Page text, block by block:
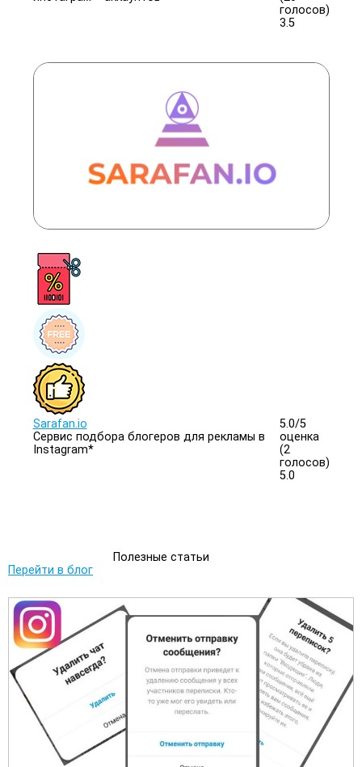
голосов)
3.5
Sarafan.io
Сервис подбора блогеров для рекламы в
Instagram*
5.0/5
оценка
(2
голосов)
5.0
Полезные статьи
Перейти в блог